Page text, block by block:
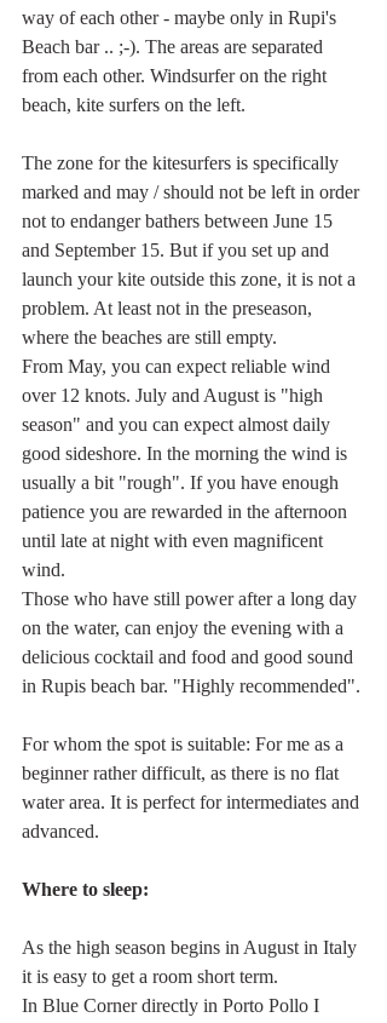
way of each other - maybe only in Rupi's
Beach bar .. ;-). The areas are separated
from each other. Windsurfer on the right
beach, kite surfers on the left.
The zone for the kitesurfers is specifically
marked and may / should not be left in order
not to endanger bathers between June 15
and September 15. But if you set up and
launch your kite outside this zone, it is not a
problem. At least not in the preseason,
where the beaches are still empty.
From May, you can expect reliable wind
over 12 knots. July and August is "high
season" and you can expect almost daily
good sideshore. In the morning the wind is
usually a bit "rough". If you have enough
patience you are rewarded in the afternoon
until late at night with even magnificent
wind.
Those who have still power after a long day
on the water, can enjoy the evening with a
delicious cocktail and food and good sound
in Rupis beach bar. "Highly recommended".
For whom the spot is suitable: For me as a
beginner rather difficult, as there is no flat
water area. It is perfect for intermediates and
advanced.
Where to sleep:
As the high season begins in August in Italy
it is easy to get a room short term.
In Blue Corner directly in Porto Pollo I